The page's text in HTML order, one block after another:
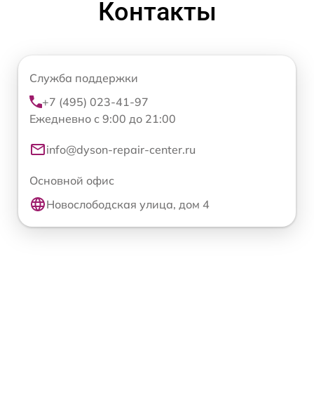
Контакты
Служба поддержки
+7 (495) 023-41-97
Ежедневно с 9:00 до 21:00
info@dyson-repair-center.ru
Основной офис
Новослободская улица, дом 4